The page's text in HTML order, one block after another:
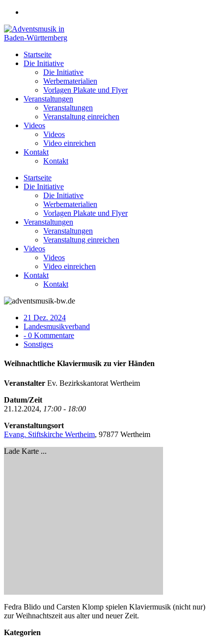
Zum
springen
Startseite
Die Initiative
Die Initiative
Werbematerialien
Vorlagen Plakate und Flyer
Veranstaltungen
Veranstaltungen
Veranstaltung einreichen
Videos
Videos
Video einreichen
Kontakt
Kontakt
Startseite
Die Initiative
Die Initiative
Werbematerialien
Vorlagen Plakate und Flyer
Veranstaltungen
Veranstaltungen
Veranstaltung einreichen
Videos
Videos
Video einreichen
Kontakt
Kontakt
21 Dez. 2024
Landesmusikverband
- 0 Kommentare
Sonstiges
Weihnachtliche Klaviermusik zu vier Händen
Veranstalter Ev. Bezirkskantorat Wertheim
Datum/Zeit
21.12.2024, 17:00 - 18:00
Veranstaltungsort
Evang. Stiftskirche Wertheim, 97877 Wertheim
Lade Karte ...
Fedra Blido und Carsten Klomp spielen Klaviermusik (nicht nur)
zur Weihnachtszeit aus alter und neuer Zeit.
Kategorien